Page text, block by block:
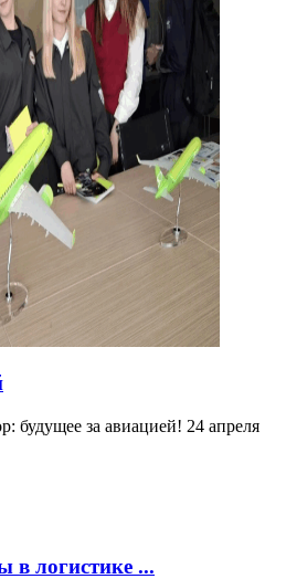
будущее за авиацией! 24 апреля
в логистике ...